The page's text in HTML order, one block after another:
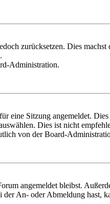
zurücksetzen. Dies
Administration.
Sitzung angemeldet.
Dies ist nicht
von der Board-
angemeldet bleibst.
An- oder Abmeldung hast,